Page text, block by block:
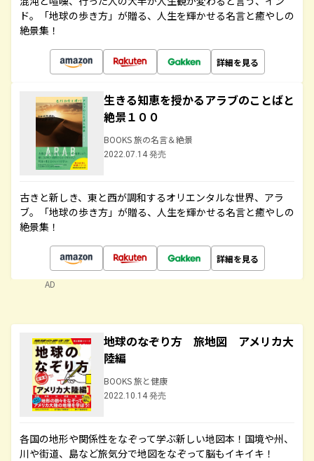
ド。「地球の歩き方」が贈る、人生を輝かせる名言と癒やしの
絶景集！
詳細を見る
生きる知恵を授かるアラブのことばと
絶景１００
BOOKS 旅の名言＆絶景
2022.07.14 発売
古きと新しき、東と西が調和するオリエンタルな世界、アラ
ブ。「地球の歩き方」が贈る、人生を輝かせる名言と癒やしの
絶景集！
詳細を見る
AD
地球のなぞり方 旅地図 アメリカ大
陸編
BOOKS 旅と健康
2022.10.14 発売
各国の地形や関係性をなぞって学ぶ新しい地図本！国境や州、
川や街道、島など旅気分で地図をなぞって脳もイキイキ！